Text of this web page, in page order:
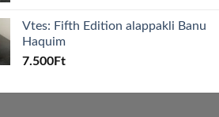
Vtes: Fifth Edition alappakli Banu
Haquim
7.500Ft